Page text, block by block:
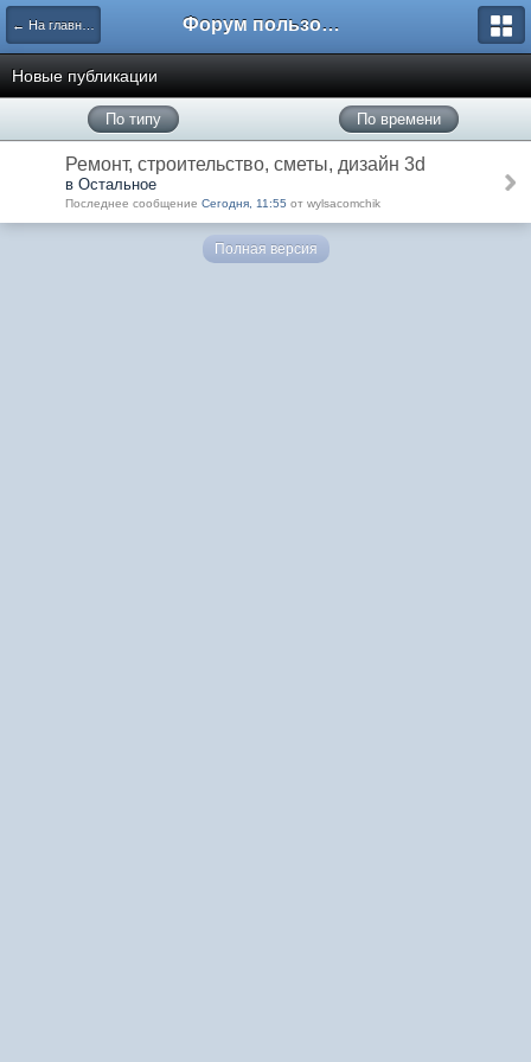
← На главную Форум пользователей ООО "Климовская сеть"
Новые публикации
По типу По времени
Ремонт, строительство, сметы, дизайн 3d
в Остальное
Последнее сообщение Сегодня, 11:55 от wylsacomchik
Полная версия